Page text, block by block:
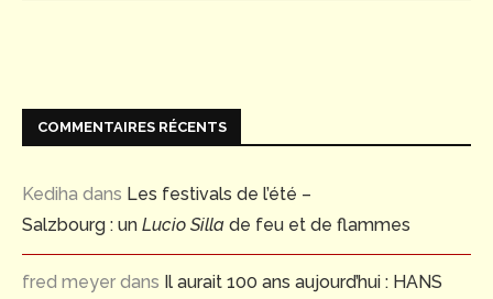
COMMENTAIRES RÉCENTS
Kediha dans Les festivals de l’été –
Salzbourg : un Lucio Silla de feu et de flammes
fred meyer dans Il aurait 100 ans aujourd’hui : HANS